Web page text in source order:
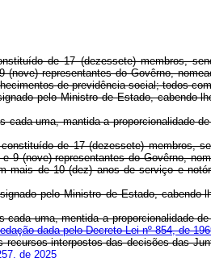
de 17 (dezessete) membros,
representantes do Govêrno,
de previdência social; todos
pelo Ministro de Estado, cabendo-
uma, mantida a proporcionalidade
de 17 (dezessete) membros,
9 (nove) representantes do Govêrno,
mais de 10 (dez) anos de serviço e
pelo Ministro de Estado, cabendo-
uma, mentida a proporcionalidade de
dada pelo Decreto-Lei nº 854, de
interpostos das decisões das
de 2025